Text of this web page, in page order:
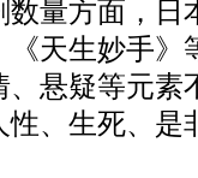
方面，日
《天生妙手》
、悬疑等元
性、生死、是